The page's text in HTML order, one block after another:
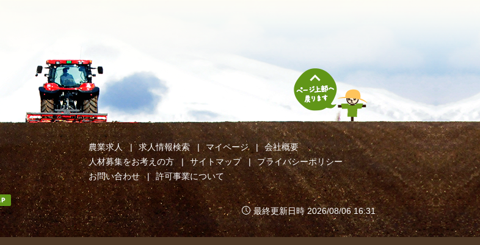
農業求人 求人情報検索 マイページ
会社概要
人材募集をお考えの方
サイトマップ
プライバシーポリシー
お問い合わせ
許可事業について
最終更新日時 2026/08/06 16:31